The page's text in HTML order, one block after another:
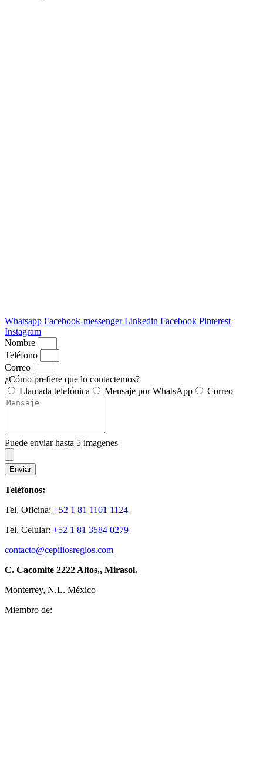
Whatsapp Facebook-messenger Linkedin Facebook Pinterest
Instagram
Nombre
Teléfono
Correo
¿Cómo prefiere que lo contactemos?
Llamada telefónica
Mensaje por WhatsApp Correo
Puede enviar hasta 5 imagenes
Enviar
Teléfonos:
Tel. Oficina: +52 1 81 1101 1124
Tel. Celular: +52 1 81 3584 0279
contacto@cepillosregios.com
C. Cacomite 2222 Altos,, Mirasol.
Monterrey, N.L. México
Miembro de: